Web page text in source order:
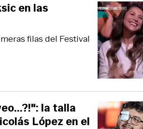
filas del Festival
en las
la talla
López en el